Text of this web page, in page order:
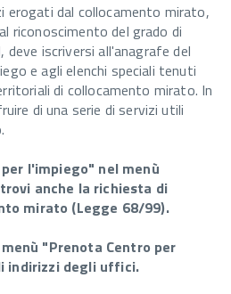
erogati dal collocamento mirato,
riconoscimento del grado di
deve iscriversi all'anagrafe del
e agli elenchi speciali tenuti
di collocamento mirato. In
di una serie di servizi utili
l'impiego" nel menù
anche la richiesta di
mirato (Legge 68/99).
"Prenota Centro per
degli uffici.